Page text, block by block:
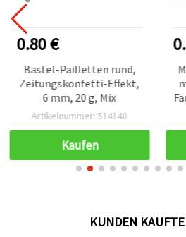
0.80 €
Bastel-Pailletten rund,
Zeitungskonfetti-Effekt,
6 mm, 20 g, Mix
Artikelnummer: 514148
Kaufen
KUNDEN